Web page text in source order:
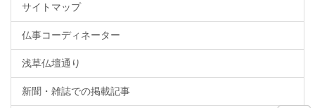
サイトマップ
仏事コーディネーター
浅草仏壇通り
新聞・雑誌での掲載記事